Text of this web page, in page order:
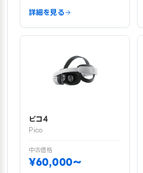
詳細を見る
ピコ4
Pico
中古価格
¥60,000〜